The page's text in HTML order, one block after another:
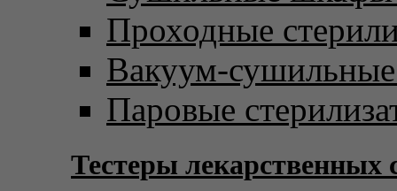
Проходные
Вакуум-
Паровые
Тестеры лекарственных